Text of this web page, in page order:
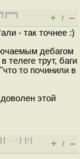
] [^^^]
+ / –
- так точнее :)
дебагом
трут, баги
то починили в
этой
] [ · · ·][↑]
+ / –